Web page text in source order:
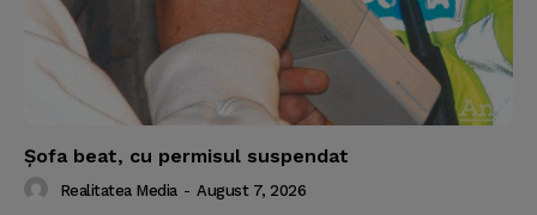
Şofa beat, cu permisul suspendat
Realitatea Media - August 7, 2026